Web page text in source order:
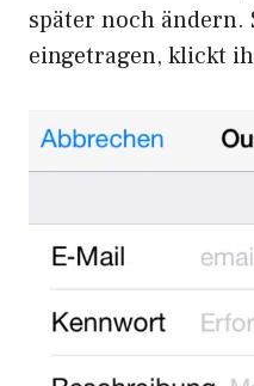
später noch ändern.
eingetragen, klickt